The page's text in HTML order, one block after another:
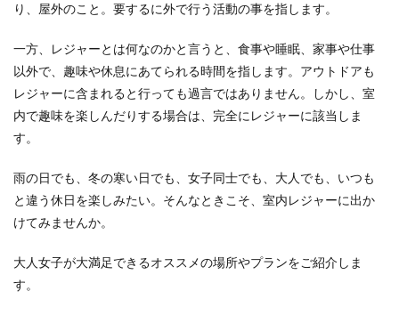
り、屋外のこと。要するに外で行う活動の事を指します。
一方、レジャーとは何なのかと言うと、食事や睡眠、家事や仕事
以外で、趣味や休息にあてられる時間を指します。アウトドアも
レジャーに含まれると行っても過言ではありません。しかし、室
内で趣味を楽しんだりする場合は、完全にレジャーに該当しま
す。
雨の日でも、冬の寒い日でも、女子同士でも、大人でも、いつも
と違う休日を楽しみたい。そんなときこそ、室内レジャーに出か
けてみませんか。
大人女子が大満足できるオススメの場所やプランをご紹介しま
す。